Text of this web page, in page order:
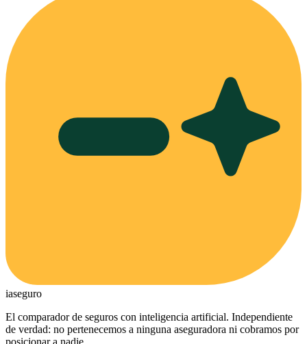
iaseguro
El comparador de seguros con inteligencia artificial. Independiente
de verdad: no pertenecemos a ninguna aseguradora ni cobramos por
posicionar a nadie.